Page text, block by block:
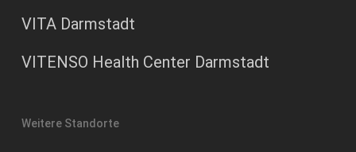
VITA Darmstadt
VITENSO Health Center Darmstadt
Weitere Standorte